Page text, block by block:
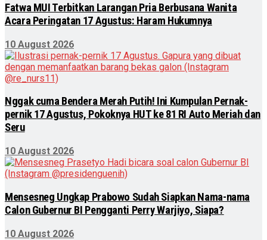
Fatwa MUI Terbitkan Larangan Pria Berbusana Wanita
Acara Peringatan 17 Agustus: Haram Hukumnya
10 August 2026
Nggak cuma Bendera Merah Putih! Ini Kumpulan Pernak-
pernik 17 Agustus, Pokoknya HUT ke 81 RI Auto Meriah dan
Seru
10 August 2026
Mensesneg Ungkap Prabowo Sudah Siapkan Nama-nama
Calon Gubernur BI Pengganti Perry Warjiyo, Siapa?
10 August 2026